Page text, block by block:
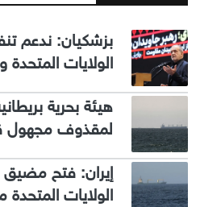
بزشكيان: ندعم
الولايات
هيئة بحرية
لمقذوف مجهول
إيران: فتح مضيق
الولايات المتحدة